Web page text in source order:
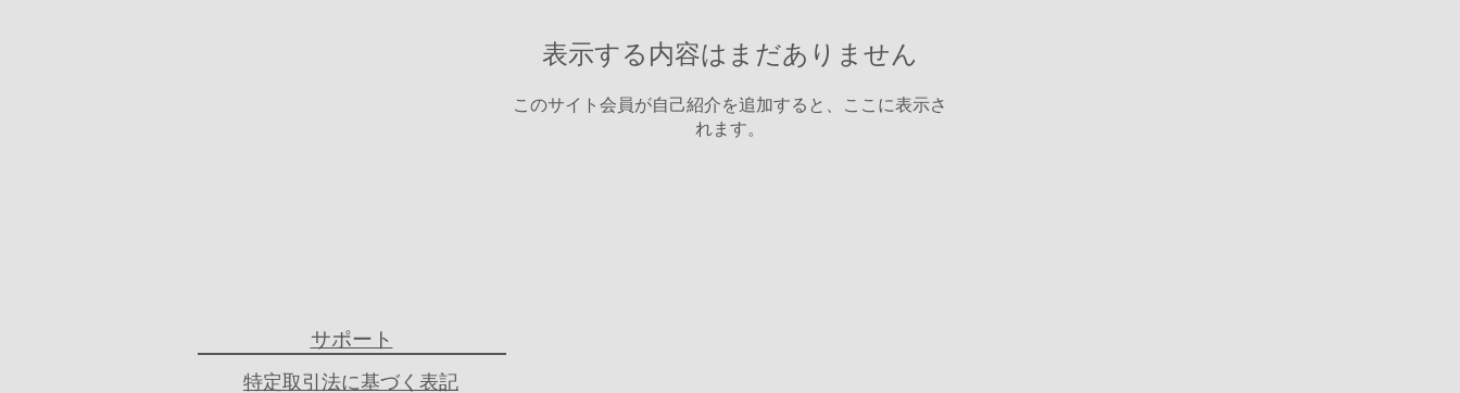
表示する内容はまだありません
このサイト会員が自己紹介を追加すると、ここに表示さ
れます。
​サポート
​特定取引法に基づく表記